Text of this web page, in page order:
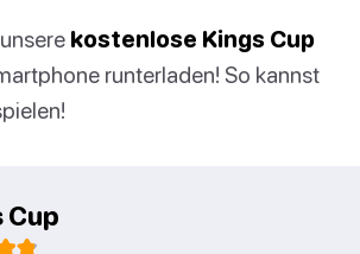
kostenlose Kings Cup
runterladen! So kannst
Cup